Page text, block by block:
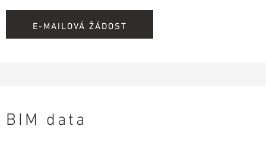
E-MAILOVÁ ŽÁDOST
BIM data